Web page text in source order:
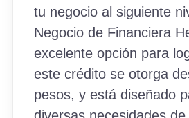
tu negocio al siguiente
Negocio de Financiera
excelente opción para
este crédito se otorga
pesos, y está diseñado